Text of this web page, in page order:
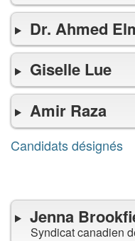
Dr. Ahmed
Giselle Lue
Amir Raza
Candidats désignés
désignés
Jenna
Syndicat canadien